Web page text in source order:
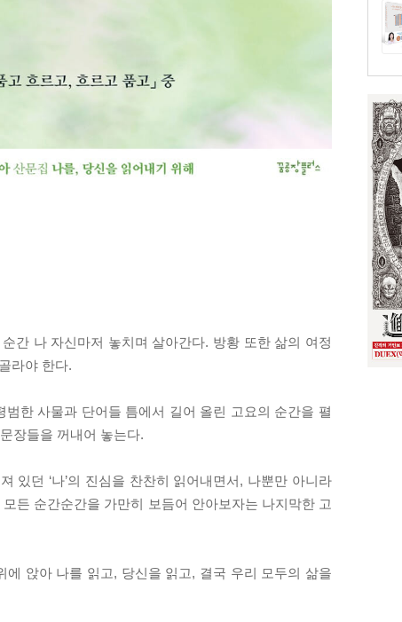
간 나 자신마저 놓치며 살아간다. 방황 또한 삶의 여정
라야 한다.
한 사물과 단어들 틈에서 길어 올린 고요의 순간을 펼
장들을 꺼내어 놓는다.
있던 ‘나’의 진심을 찬찬히 읽어내면서, 나뿐만 아니라
든 순간순간을 가만히 보듬어 안아보자는 나지막한 고
앉아 나를 읽고, 당신을 읽고, 결국 우리 모두의 삶을